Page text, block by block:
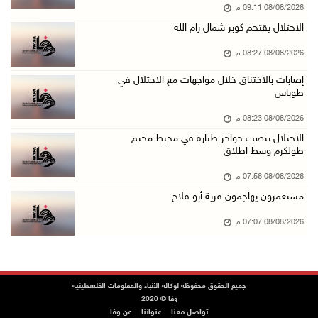
جلسة لمجلس الأمن بشأن الضفة الغربية الثلاثاء ...
50 طفلا وطفلة من القدس يستعدون للمغادرة إلى ا ...
08/آب/2026 03:51 م
08/آب/2026 02:37 م
إصابتان في هجوم للمستعمرين الإرهابيين على بيت ...
الرئيس يستقبل مجلس بلدية بيت لحم ويؤكد النهوض ...
الفيضانات في ولاية آسام الهندية تودي بـ98 شخص ...
08/08/2026 09:11 م
الاحتلال يقتحم كوبر شمال رام الله
08/08/2026 08:27 م
إصابات بالاختناق خلال مواجهات مع الاحتلال في
طوباس
08/08/2026 08:23 م
الاحتلال ينصب حواجز طيارة في محيط مخيم
طولكرم وسط اطلاق
08/08/2026 07:56 م
مستعمرون يهاجمون قرية أبو فلاح
08/08/2026 07:07 م
جميع الحقوق محفوظة لوكالة الأنباء والمعلومات الفلسطينية
وفا © 2020
تواصل معنا عنواننا عن وفا